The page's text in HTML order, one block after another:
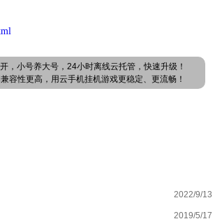
，小号养大号，24小时离线云托管，快速升级！
容性更高，用云手机挂机游戏更稳定、更流畅！
2022/9/13
2019/5/17